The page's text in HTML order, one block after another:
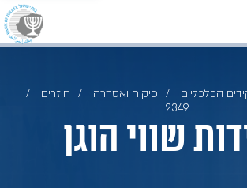
הכלכליים פיקוח ואסדרה
חוזרים
2349
שווי הוגן